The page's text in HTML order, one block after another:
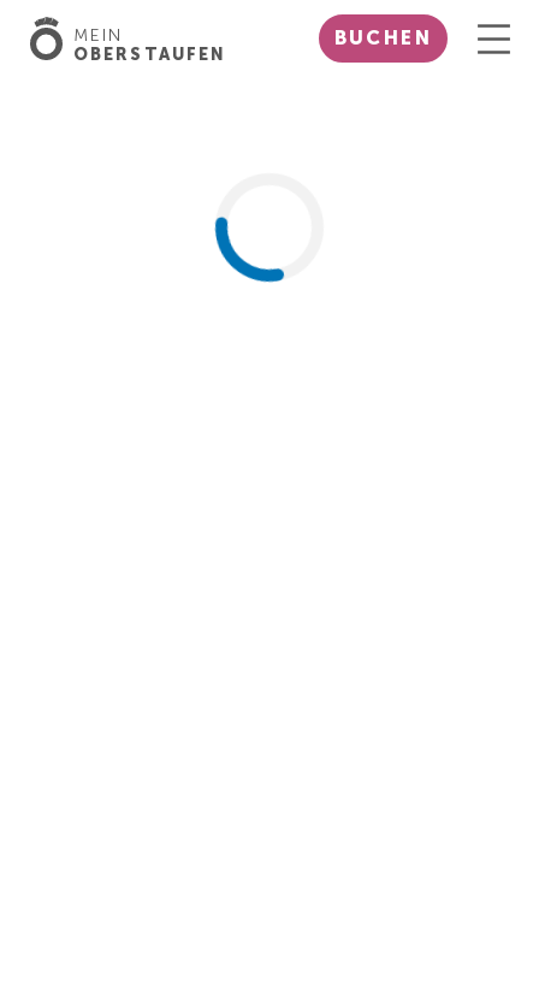
MEIN
OBERSTAUFEN
BUCHEN